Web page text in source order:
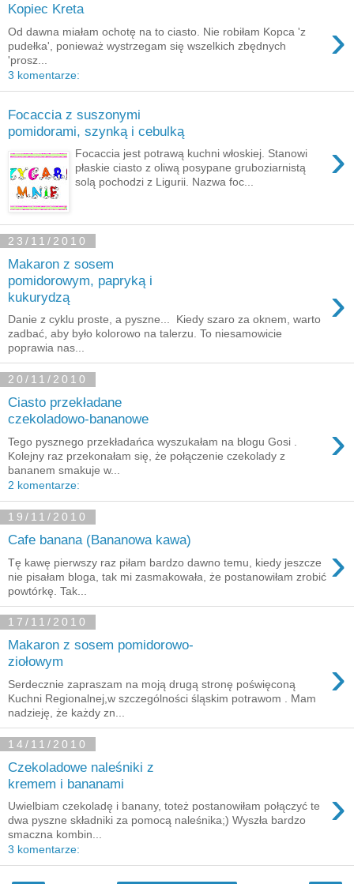
Kopiec Kreta
›
Od dawna miałam ochotę na to ciasto. Nie robiłam Kopca 'z
pudełka', ponieważ wystrzegam się wszelkich zbędnych
'prosz...
3 komentarze:
Focaccia z suszonymi
pomidorami, szynką i cebulką
›
Focaccia jest potrawą kuchni włoskiej. Stanowi
płaskie ciasto z oliwą posypane gruboziarnistą
solą pochodzi z Ligurii. Nazwa foc...
23/11/2010
Makaron z sosem
pomidorowym, papryką i
kukurydzą
›
Danie z cyklu proste, a pyszne... Kiedy szaro za oknem, warto
zadbać, aby było kolorowo na talerzu. To niesamowicie
poprawia nas...
20/11/2010
Ciasto przekładane
czekoladowo-bananowe
›
Tego pysznego przekładańca wyszukałam na blogu Gosi .
Kolejny raz przekonałam się, że połączenie czekolady z
bananem smakuje w...
2 komentarze:
19/11/2010
Cafe banana (Bananowa kawa) ›
Tę kawę pierwszy raz piłam bardzo dawno temu, kiedy jeszcze
nie pisałam bloga, tak mi zasmakowała, że postanowiłam zrobić
powtórkę. Tak...
17/11/2010
Makaron z sosem pomidorowo-
ziołowym
›
Serdecznie zapraszam na moją drugą stronę poświęconą
Kuchni Regionalnej,w szczególności śląskim potrawom . Mam
nadzieję, że każdy zn...
14/11/2010
Czekoladowe naleśniki z
kremem i bananami
›
Uwielbiam czekoladę i banany, toteż postanowiłam połączyć te
dwa pyszne składniki za pomocą naleśnika;) Wyszła bardzo
smaczna kombin...
3 komentarze: